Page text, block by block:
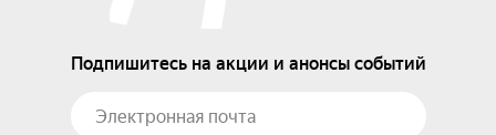
Подпишитесь на акции и анонсы событий